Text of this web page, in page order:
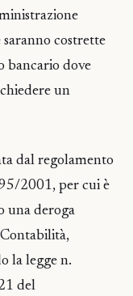
saranno costrette
bancario dove
un
dal regolamento
2001, per cui è
una deroga
la legge n.
del